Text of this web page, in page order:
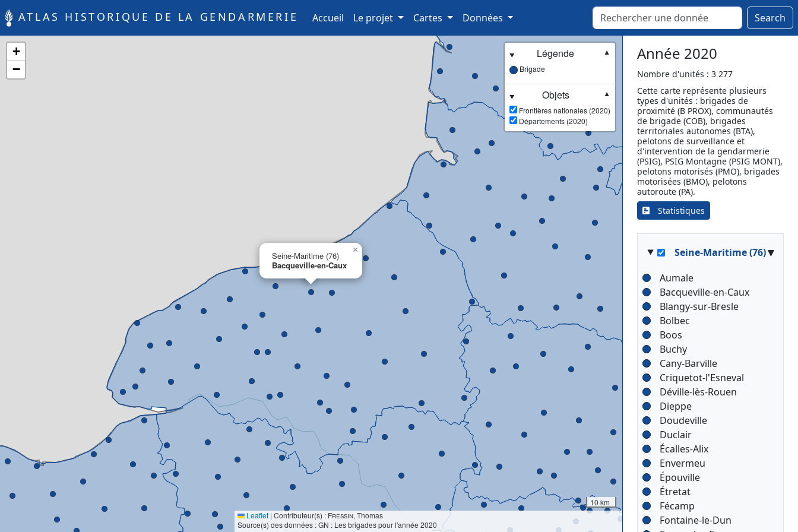
ATLAS HISTORIQUE DE LA GENDARMERIE Accueil (current)
Le projet Cartes Données Search
Seine-Maritime (76)
Bacqueville-en-Caux
×
+
−
Légende
▼
Brigade
Objets
▼
Frontières nationales (2020)
Départements (2020)
10 km
Leaflet | Contributeur(s) : Fressin, Thomas
Source(s) des données : GN : Les brigades pour l'année 2020
Année 2020
Nombre d'unités : 3 277
Cette carte représente plusieurs
types d'unités : brigades de
proximité (B PROX), communautés
de brigade (COB), brigades
territoriales autonomes (BTA),
pelotons de surveillance et
d'intervention de la gendarmerie
(PSIG), PSIG Montagne (PSIG MONT),
pelotons motorisés (PMO), brigades
motorisées (BMO), pelotons
autoroute (PA).
Statistiques
Lorrez-le-Bocage-Préaux
Marolles-sur-Seine
Meaux
Melun
Mormant
Mortcerf
Nangis
Nemours
Provins
Rebais
Rozay-en-Brie
Saint-Soupplets
Tournan-en-Brie
Villiers-Saint-Georges
Seine-Maritime (76)▾
Aumale
Bacqueville-en-Caux
Blangy-sur-Bresle
Bolbec
Boos
Buchy
Cany-Barville
Criquetot-l'Esneval
Déville-lès-Rouen
Dieppe
Doudeville
Duclair
Écalles-Alix
Envermeu
Épouville
Étretat
Fécamp
Fontaine-le-Dun